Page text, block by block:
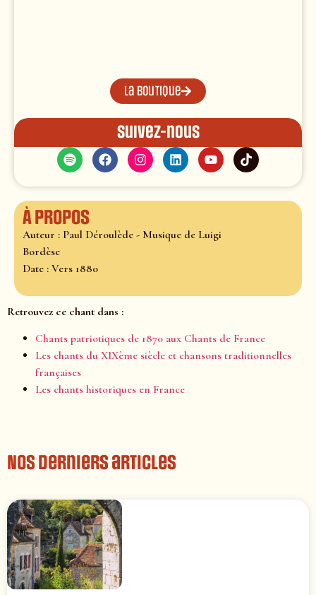
La boutique
Suivez-nous
À propos
Auteur : Paul Déroulède - Musique de Luigi
Bordèse
Date : Vers 1880
Retrouvez ce chant dans :
Chants patriotiques de 1870 aux Chants de France
Les chants du XIXème siècle et chansons traditionnelles
françaises
Les chants historiques en France
Nos derniers articles